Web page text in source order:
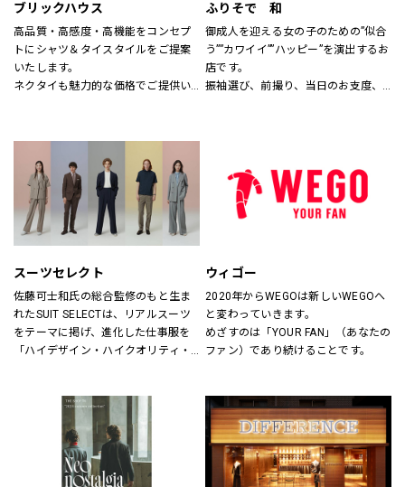
ともに生きよう
ブリックハウス
高品質・高感度・高機能をコンセプ
トにシャツ＆タイスタイルをご提案
いたします。
ネクタイも魅力的な価格でご提供い
いたします。
スタッフにお気軽にお声かけくださ
い。
ふりそで 和
御成人を迎える女の子のための”似合
う””カワイイ””ハッピー”を演出するお
店です。
振袖選び、前撮り、当日のお支度、
あなただけのオンリーワンをお手伝
いします。
スーツセレクト
佐藤可士和氏の総合監修のもと生ま
れたSUIT SELECTは、リアルスーツ
をテーマに掲げ、進化した仕事服を
「ハイデザイン・ハイクオリティ・
しいビジネスユースな仕事服として
提案しています。
“選ぶ・着る・楽しむ”をテーマに
「合理的に選ぶ事」「楽しく選ぶ
事」その両者がまったく矛盾しない
ウィゴー
2020年からWEGOは新しいWEGOへ
と変わっていきます。
めざすのは「YOUR FAN」（あなたの
ファン）であり続けることです。